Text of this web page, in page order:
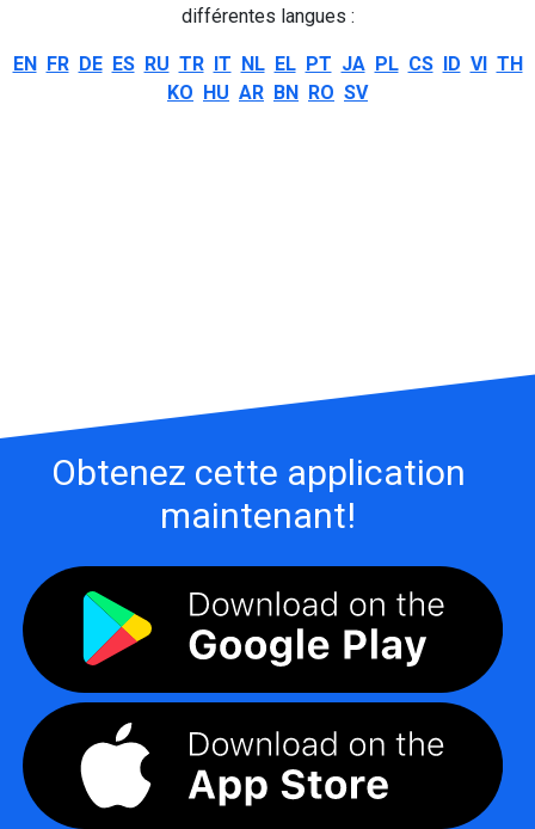
différentes langues :
EN FR DE ES RU TR IT NL EL PT JA PL CS ID VI TH
KO HU AR BN RO SV
Obtenez cette application
maintenant!